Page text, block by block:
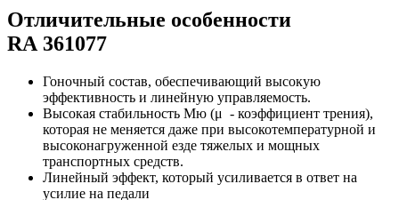
Отличительные особенности
RA 361077
Гоночный состав, обеспечивающий высокую
эффективность и линейную управляемость.
Высокая стабильность Мю (μ - коэффициент трения),
которая не меняется даже при высокотемпературной и
высоконагруженной езде тяжелых и мощных
транспортных средств.
Линейный эффект, который усиливается в ответ на
усилие на педали